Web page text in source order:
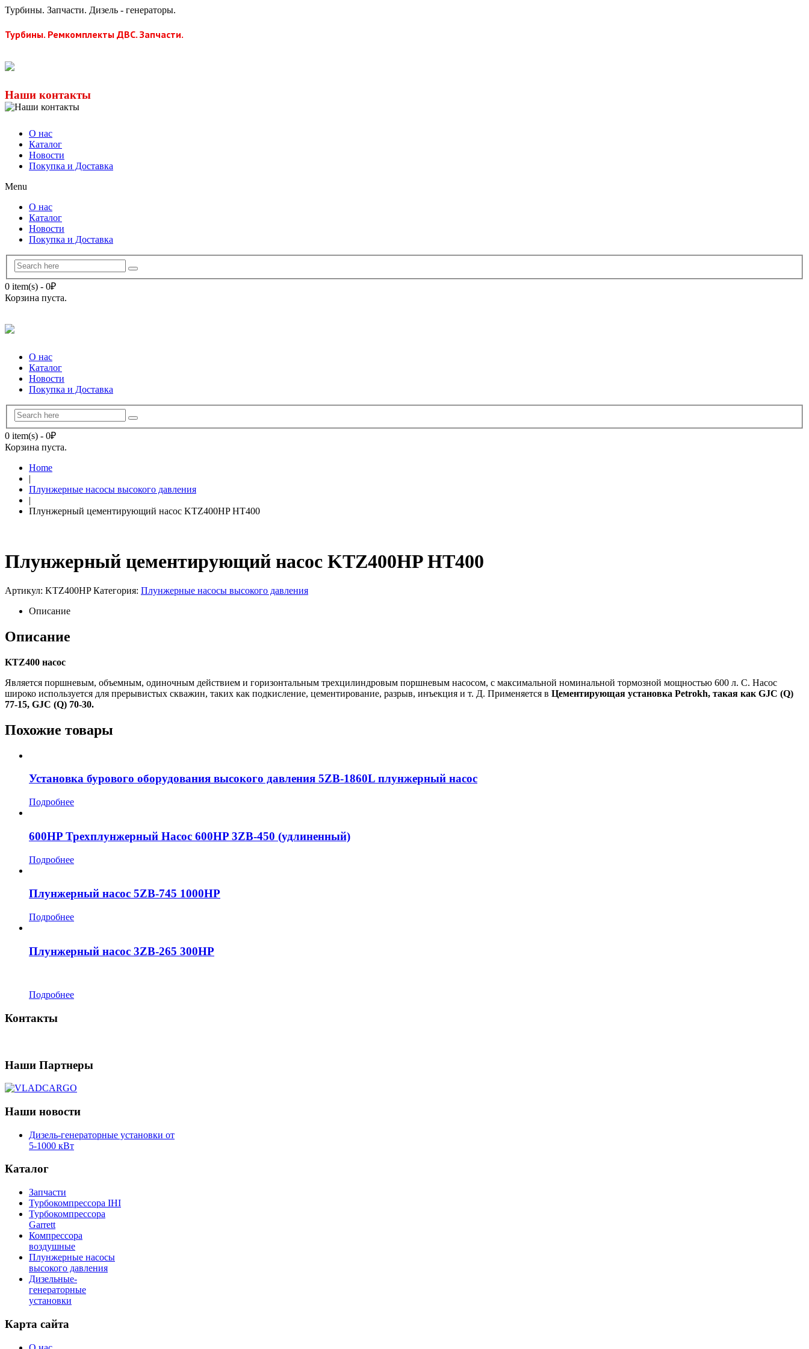
Турбины. Запчасти. Дизель - генераторы.
Турбины. Ремкомплекты ДВС. Запчасти.
Наши контакты
О нас
Каталог
Новости
Покупка и Доставка
Menu
О нас
Каталог
Новости
Покупка и Доставка
0 item(s) - 0₽
Корзина пуста.
О нас
Каталог
Новости
Покупка и Доставка
0 item(s) - 0₽
Корзина пуста.
Home
|
Плунжерные насосы высокого давления
|
Плунжерный цементирующий насос KTZ400HP HT400
Плунжерный цементирующий насос KTZ400HP HT400
Артикул: KTZ400HP Категория: Плунжерные насосы высокого давления
Описание
Описание
KTZ400 насос
Является поршневым, объемным, одиночным действием и горизонтальным трехцилиндровым поршневым насосом, с максимальной номинальной тормозной мощностью 600 л. С. Насос
широко используется для прерывистых скважин, таких как подкисление, цементирование, разрыв, инъекция и т. Д. Применяется в Цементирующая установка Petrokh, такая как GJC (Q)
77-15, GJC (Q) 70-30.
Похожие товары
Установка бурового оборудования высокого давления 5ZB-1860L плунжерный насос
Подробнее
600HP Трехплунжерный Насос 600HP 3ZB-450 (удлиненный)
Подробнее
Плунжерный насос 5ZB-745 1000HP
Подробнее
Плунжерный насос 3ZB-265 300HP
Подробнее
Контакты
Наши Партнеры
Наши новости
Дизель-генераторные установки от
5-1000 кВт
Каталог
Запчасти
Турбокомпрессора IHI
Турбокомпрессора
Garrett
Компрессора
воздушные
Плунжерные насосы
высокого давления
Дизельные-
генераторные
установки
Карта сайта